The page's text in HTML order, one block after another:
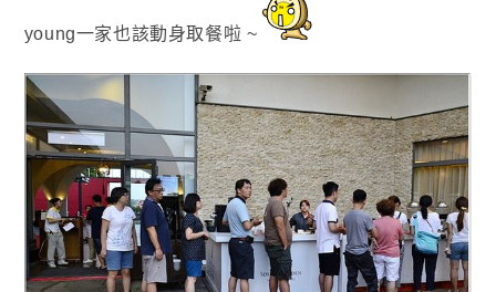
young一家也該動身取餐啦 ~